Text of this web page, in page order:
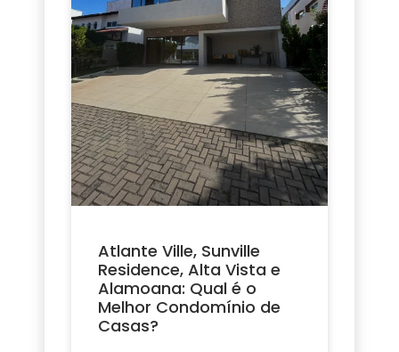
Atlante Ville, Sunville
Residence, Alta Vista e
Alamoana: Qual é o
Melhor Condomínio de
Casas?